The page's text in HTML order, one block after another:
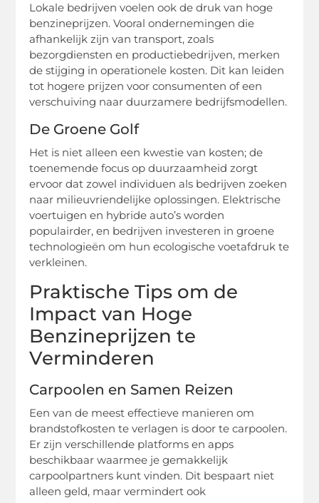
Lokale bedrijven voelen ook de druk van hoge
benzineprijzen. Vooral ondernemingen die
afhankelijk zijn van transport, zoals
bezorgdiensten en productiebedrijven, merken
de stijging in operationele kosten. Dit kan leiden
tot hogere prijzen voor consumenten of een
verschuiving naar duurzamere bedrijfsmodellen.
De Groene Golf
Het is niet alleen een kwestie van kosten; de
toenemende focus op duurzaamheid zorgt
ervoor dat zowel individuen als bedrijven zoeken
naar milieuvriendelijke oplossingen. Elektrische
voertuigen en hybride auto’s worden
populairder, en bedrijven investeren in groene
technologieën om hun ecologische voetafdruk te
verkleinen.
Praktische Tips om de
Impact van Hoge
Benzineprijzen te
Verminderen
Carpoolen en Samen Reizen
Een van de meest effectieve manieren om
brandstofkosten te verlagen is door te carpoolen.
Er zijn verschillende platforms en apps
beschikbaar waarmee je gemakkelijk
carpoolpartners kunt vinden. Dit bespaart niet
alleen geld, maar vermindert ook